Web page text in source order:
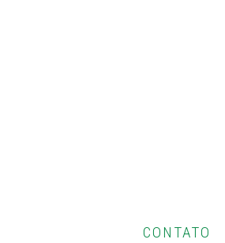
CONTATO